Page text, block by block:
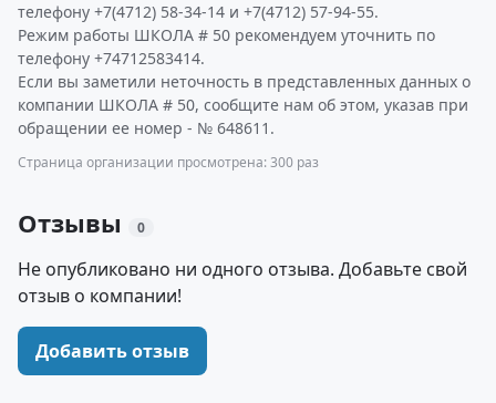
телефону +7(4712) 58-34-14 и +7(4712) 57-94-55.
Режим работы ШКОЛА # 50 рекомендуем уточнить по
телефону +74712583414.
Если вы заметили неточность в представленных данных о
компании ШКОЛА # 50, сообщите нам об этом, указав при
обращении ее номер - № 648611.
Страница организации просмотрена: 300 раз
Отзывы 0
Не опубликовано ни одного отзыва. Добавьте свой
отзыв о компании!
Добавить отзыв